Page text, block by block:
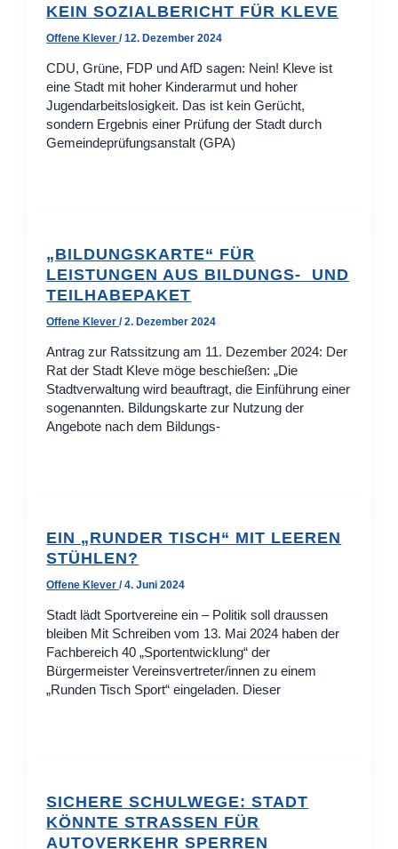
KEIN SOZIALBERICHT FÜR KLEVE
Offene Klever/12. Dezember 2024
CDU, Grüne, FDP und AfD sagen: Nein! Kleve ist
eine Stadt mit hoher Kinderarmut und hoher
Jugendarbeitslosigkeit. Das ist kein Gerücht,
sondern Ergebnis einer Prüfung der Stadt durch
Gemeindeprüfungsanstalt (GPA)
„BILDUNGSKARTE“ FÜR
LEISTUNGEN AUS BILDUNGS- UND
TEILHABEPAKET
Offene Klever/2. Dezember 2024
Antrag zur Ratssitzung am 11. Dezember 2024: Der
Rat der Stadt Kleve möge beschießen: „Die
Stadtverwaltung wird beauftragt, die Einführung einer
sogenannten. Bildungskarte zur Nutzung der
Angebote nach dem Bildungs-
EIN „RUNDER TISCH“ MIT LEEREN
STÜHLEN?
Offene Klever/4. Juni 2024
Stadt lädt Sportvereine ein – Politik soll draussen
bleiben Mit Schreiben vom 13. Mai 2024 haben der
Fachbereich 40 „Sportentwicklung“ der
Bürgermeister Vereinsvertreter/innen zu einem
„Runden Tisch Sport“ eingeladen. Dieser
SICHERE SCHULWEGE: STADT
KÖNNTE STRASSEN FÜR A
UTOVERKEHR SPERREN